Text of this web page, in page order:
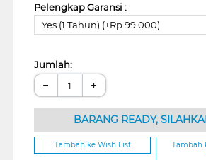
Pelengkap Garansi :
Yes (1 Tahun) (+Rp 99.000)
Jumlah:
− +
BARANG READY,
Tambah ke Wish List
Tambah